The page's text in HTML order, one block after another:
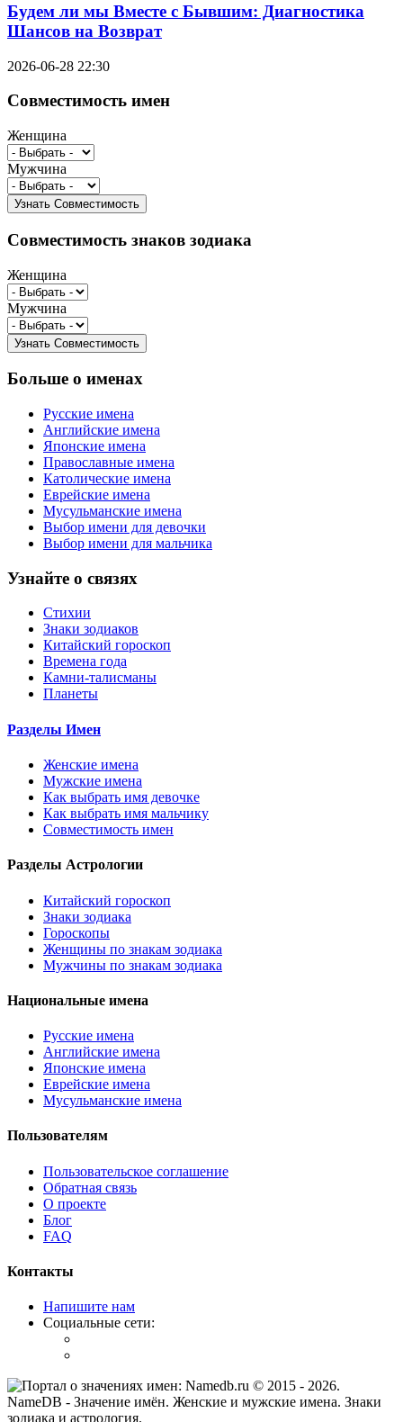
Будем ли мы Вместе с Бывшим: Диагностика
Шансов на Возврат
2026-06-28 22:30
Совместимость имен
Женщина
Мужчина
Совместимость знаков зодиака
Женщина
Мужчина
Больше о именах
Русские имена
Английские имена
Японские имена
Православные имена
Католические имена
Еврейские имена
Мусульманские имена
Выбор имени для девочки
Выбор имени для мальчика
Узнайте о связях
Стихии
Знаки зодиаков
Китайский гороскоп
Времена года
Камни-талисманы
Планеты
Разделы Имен
Женские имена
Мужские имена
Как выбрать имя девочке
Как выбрать имя мальчику
Совместимость имен
Разделы Астрологии
Китайский гороскоп
Знаки зодиака
Гороскопы
Женщины по знакам зодиака
Мужчины по знакам зодиака
Национальные имена
Русские имена
Английские имена
Японские имена
Еврейские имена
Мусульманские имена
Пользователям
Пользовательское соглашение
Обратная связь
О проекте
Блог
FAQ
Контакты
Напишите нам
Социальные сети:
© 2015 - 2026.
NameDB - Значение имён. Женские и мужские имена. Знаки
зодиака и астрология.